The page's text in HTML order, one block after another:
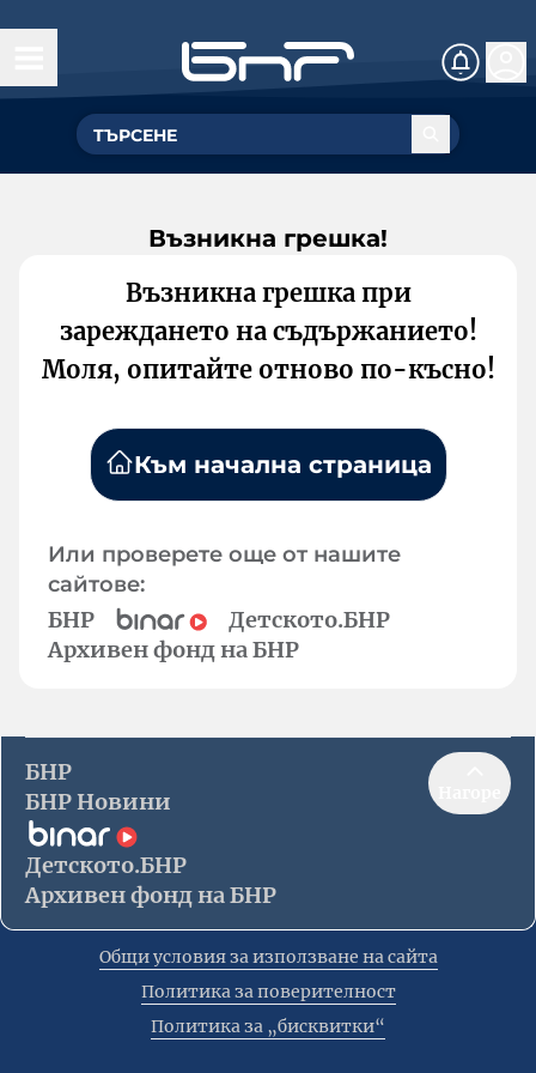
Възникна грешка!
Възникна грешка при
зареждането на съдържанието!
Моля, опитайте отново по-късно!
Към начална страница
Или проверете още от нашите
сайтове:
БНР
Детското.БНР
Архивен фонд на БНР
БНР
БНР Новини
Детското.БНР
Архивен фонд на БНР
Общи условия за използване на сайта
Политика за поверителност
Политика за „бисквитки“